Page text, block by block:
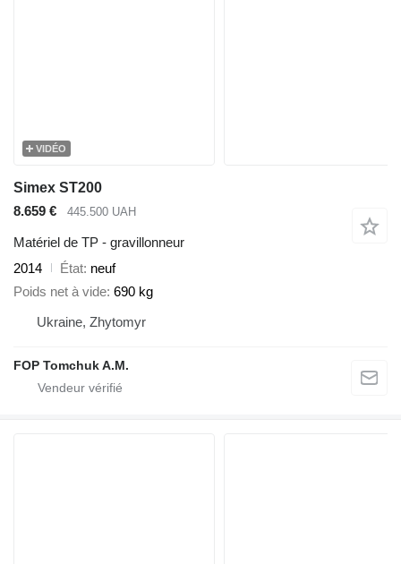
VIDÉO
Simex ST200
8.659 €
445.500 UAH
Matériel de TP - gravillonneur
2014
État neuf
Poids net à vide 690 kg
Ukraine, Zhytomyr
FOP Tomchuk A.M.